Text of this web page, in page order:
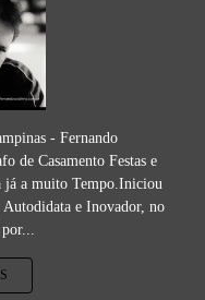
- Fernando
de Casamento Festas e
já a muito Tempo.Iniciou
e Inovador, no